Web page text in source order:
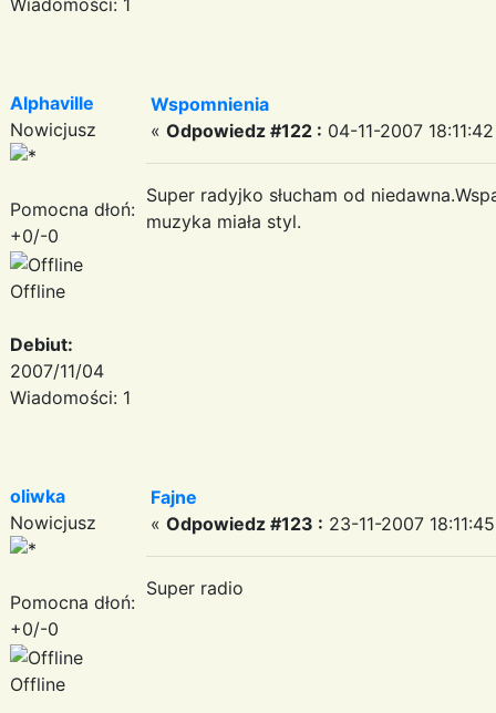
Alphaville
Nowicjusz
Pomocna dłoń:
+0/-0
Offline
Debiut:
2007/11/04
Wiadomości: 1
Wspomnienia
« Odpowiedz #122 : 04-11-2007
Super radyjko słucham od
muzyka miała styl.
oliwka
Nowicjusz
Pomocna dłoń:
+0/-0
Offline
Fajne
« Odpowiedz #123 : 23-11-2007
Super radio